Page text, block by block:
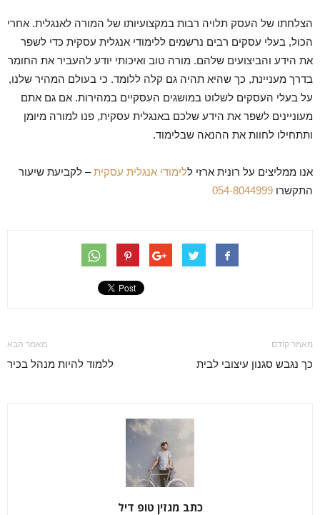
הצלחתו של העסק תלויה רבות במקצועיותו של המורה לאנגלית. אחרי
הכול, בעלי עסקים רבים נרשמים ללימודי אנגלית עסקית כדי לשפר
את הידע והביצועים שלהם. מורה טוב ואיכותי יודע להעביר את החומר
בדרך מעניינת, כך שהיא תהיה גם קלה ללומד. כי בעולם המהיר שלנו,
על בעלי העסקים לשלוט במושגים העסקיים במהירות. אם גם אתם
מעוניינים לשפר את הידע שלכם באנגלית עסקית, פנו למורה מיומן
ותתחילו לחוות את ההנאה שבלימוד.
אנו ממליצים על רונית ארזי ללימודי אנגלית עסקית– לקביעת שיעור
התקשרו 054-8044999
מאמר קודם
כך נגבש סגנון עיצובי לבית
מאמר הבא
ללמוד להיות מנהל בכיר
כתב מגזין טופ דיל